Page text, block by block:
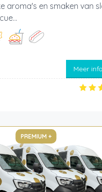
aroma's en smaken van
Meer info
PREMIUM +